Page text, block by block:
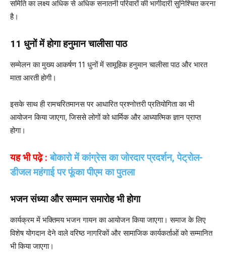
समिति का लक्ष्य अधिक से अधिक सनातनी परिवारों की भागीदारी सुनिश्चित करना
है।
11 धुनों में होगा हनुमान चालीसा पाठ
सम्मेलन का मुख्य आकर्षण 11 धुनों में सामूहिक हनुमान चालीसा पाठ और भारत
माता आरती होगी।
इसके साथ ही रामचरितमानस पर आधारित प्रश्नोत्तरी प्रतियोगिता का भी
आयोजन किया जाएगा, जिससे लोगों को धार्मिक और आध्यात्मिक ज्ञान प्राप्त
होगा।
यह भी पढ़े :बोकारो में कांग्रेस का जोरदार प्रदर्शन, पेट्रोल-
डीजल महंगाई पर फूंका पीएम का पुतला
भजन संध्या और सम्मान समारोह भी होगा
कार्यक्रम में भक्तिमय भजन गायन का आयोजन किया जाएगा। समाज के लिए
विशेष योगदान देने वाले वरिष्ठ नागरिकों और सामाजिक कार्यकर्ताओं को सम्मानित
भी किया जाएगा।